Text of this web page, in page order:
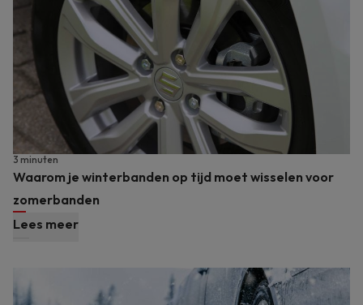
Waarom je winterbanden op tijd moet wisselen voor
zomerbanden
3 minuten
Lees meer